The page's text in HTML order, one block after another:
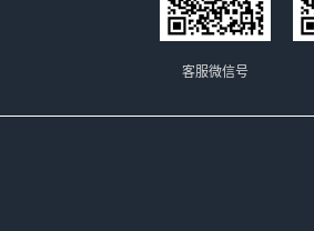
客服微信号